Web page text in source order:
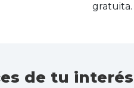
gratuita.
de tu